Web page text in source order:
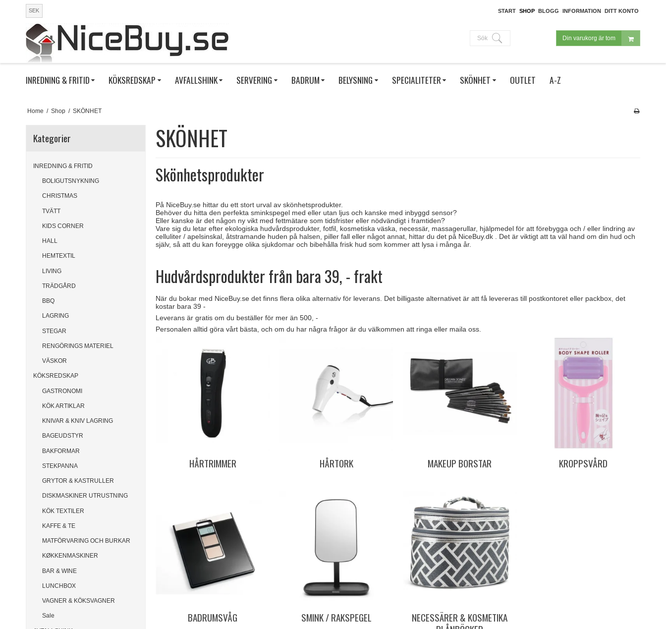
SEK START SHOP BLOGG INFORMATION DITT KONTO
Din varukorg är tom
Sök
INREDNING & FRITID KÖKSREDSKAP AVFALLSHINK SERVERING BADRUM BELYSNING SPECIALITETER SKÖNHET OUTLET A-Z
Home / Shop / SKÖNHET
Kategorier
INREDNING & FRITID
BOLIGUTSNYKNING
CHRISTMAS
TVÄTT
KIDS CORNER
HALL
HEMTEXTIL
LIVING
TRÄDGÅRD
BBQ
LAGRING
STEGAR
RENGÖRINGS MATERIEL
VÄSKOR
KÖKSREDSKAP
GASTRONOMI
KÖK ARTIKLAR
KNIVAR & KNIV LAGRING
BAGEUDSTYR
BAKFORMAR
STEKPANNA
GRYTOR & KASTRULLER
DISKMASKINER UTRUSTNING
KÖK TEXTILER
KAFFE & TE
MATFÖRVARING OCH BURKAR
KØKKENMASKINER
BAR & WINE
LUNCHBOX
VAGNER & KÖKSVAGNER
Sale
SKÖNHET
Skönhetsprodukter
På NiceBuy.se hittar du ett stort urval av skönhetsprodukter.
Behöver du hitta den perfekta sminkspegel med eller utan ljus och kanske med inbyggd sensor?
Eller kanske är det någon ny vikt med fettmätare som tidsfrister eller nödvändigt i framtiden?
Vare sig du letar efter ekologiska hudvårdsprodukter, fotfil, kosmetiska väska, necessär, massagerullar, hjälpmedel för att förebygga och / eller lindring av
celluliter / apelsinskal, åtstramande huden på halsen, piller fall eller något annat, hittar du det på NiceBuy.dk . Det är viktigt att ta väl hand om din hud och
själv, så att du kan foreygge olika sjukdomar och bibehålla frisk hud som kommer att lysa i många år.
Hudvårdsprodukter från bara 39, - frakt
När du bokar med NiceBuy.se det finns flera olika alternativ för leverans. Det billigaste alternativet är att få levereras till postkontoret eller packbox, det
kostar bara 39 -
Leverans är gratis om du beställer för mer än 500, -
Personalen alltid göra vårt bästa, och om du har några frågor är du välkommen att ringa eller maila oss.
HÅRTRIMMER HÅRTORK MAKEUP BORSTAR KROPPSVÅRD
BADRUMSVÅG SMINK / RAKSPEGEL
NECESSÄRER & KOSMETIKA